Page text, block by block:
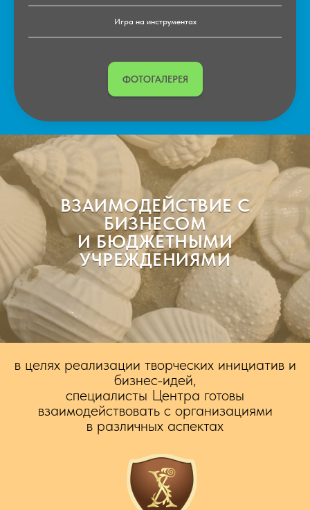
Игра на инструментах
ФОТОГАЛЕРЕЯ
ВЗАИМОДЕЙСТВИЕ С
БИЗНЕСОМ
И БЮДЖЕТНЫМИ
УЧРЕЖДЕНИЯМИ
в целях реализации творческих инициатив и
бизнес-идей,
специалисты Центра готовы
взаимодействовать с организациями
в различных аспектах